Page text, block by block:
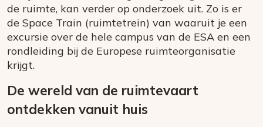
de ruimte, kan verder op onderzoek uit. Zo is er
de Space Train (ruimtetrein) van waaruit je een
excursie over de hele campus van de ESA en een
rondleiding bij de Europese ruimteorganisatie
krijgt.
De wereld van de ruimtevaart
ontdekken vanuit huis